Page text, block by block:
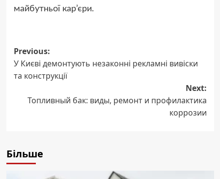
майбутньої кар’єри.
Post
navigation
Previous:
У Києві демонтують незаконні рекламні вивіски
та конструкції
Next:
Топливный бак: виды, ремонт и профилактика
коррозии
Більше